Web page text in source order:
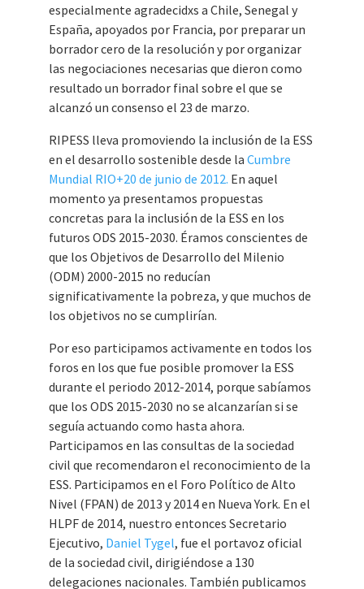
especialmente agradecidxs a Chile, Senegal y
España, apoyados por Francia, por preparar un
borrador cero de la resolución y por organizar
las negociaciones necesarias que dieron como
resultado un borrador final sobre el que se
alcanzó un consenso el 23 de marzo.
RIPESS lleva promoviendo la inclusión de la ESS
en el desarrollo sostenible desde la Cumbre
Mundial RIO+20 de junio de 2012. En aquel
momento ya presentamos propuestas
concretas para la inclusión de la ESS en los
futuros ODS 2015-2030. Éramos conscientes de
que los Objetivos de Desarrollo del Milenio
(ODM) 2000-2015 no reducían
significativamente la pobreza, y que muchos de
los objetivos no se cumplirían.
Por eso participamos activamente en todos los
foros en los que fue posible promover la ESS
durante el periodo 2012-2014, porque sabíamos
que los ODS 2015-2030 no se alcanzarían si se
seguía actuando como hasta ahora.
Participamos en las consultas de la sociedad
civil que recomendaron el reconocimiento de la
ESS. Participamos en el Foro Político de Alto
Nivel (FPAN) de 2013 y 2014 en Nueva York. En el
HLPF de 2014, nuestro entonces Secretario
Ejecutivo, Daniel Tygel, fue el portavoz oficial
de la sociedad civil, dirigiéndose a 130
delegaciones nacionales. También publicamos